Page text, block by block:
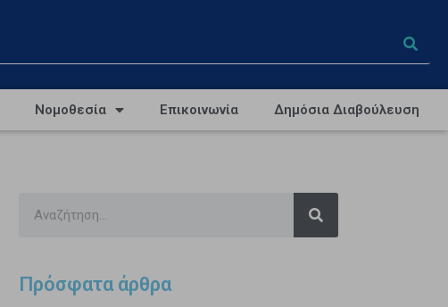
Νομοθεσία Επικοινωνία Δημόσια Διαβούλευση
Πρόσφατα άρθρα